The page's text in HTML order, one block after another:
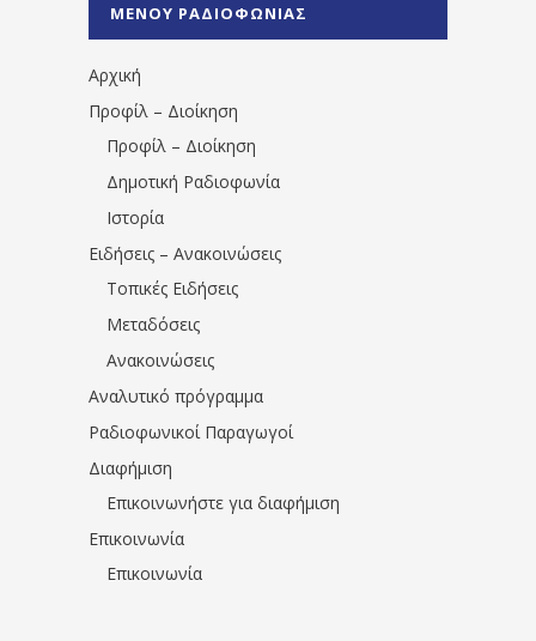
1531194763766854/" artist="" ]
ΜΕΝΟΥ ΡΑΔΙΟΦΩΝΙΑΣ
Αρχική
Προφίλ – Διοίκηση
Προφίλ – Διοίκηση
Δημοτική Ραδιοφωνία
Ιστορία
Ειδήσεις – Ανακοινώσεις
Τοπικές Ειδήσεις
Μεταδόσεις
Ανακοινώσεις
Αναλυτικό πρόγραμμα
Ραδιοφωνικοί Παραγωγοί
Διαφήμιση
Επικοινωνήστε για διαφήμιση
Επικοινωνία
Επικοινωνία